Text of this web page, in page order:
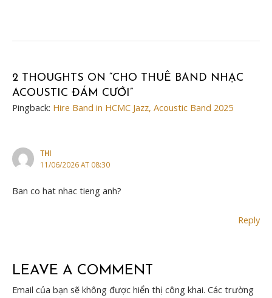
2 THOUGHTS ON “CHO THUÊ BAND NHẠC
ACOUSTIC ĐÁM CƯỚI”
Pingback: Hire Band in HCMC Jazz, Acoustic Band 2025
THI
11/06/2026 AT 08:30
Ban co hat nhac tieng anh?
Reply
LEAVE A COMMENT
Email của bạn sẽ không được hiển thị công khai. Các trường